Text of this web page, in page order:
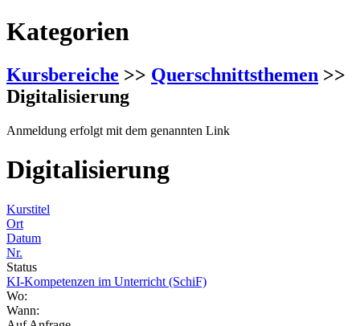
Kategorien
Kursbereiche >> Querschnittsthemen >>
Digitalisierung
Anmeldung erfolgt mit dem genannten Link
Digitalisierung
Kurstitel
Ort
Datum
Nr.
Status
KI-Kompetenzen im Unterricht (SchiF)
Wo:
Wann: